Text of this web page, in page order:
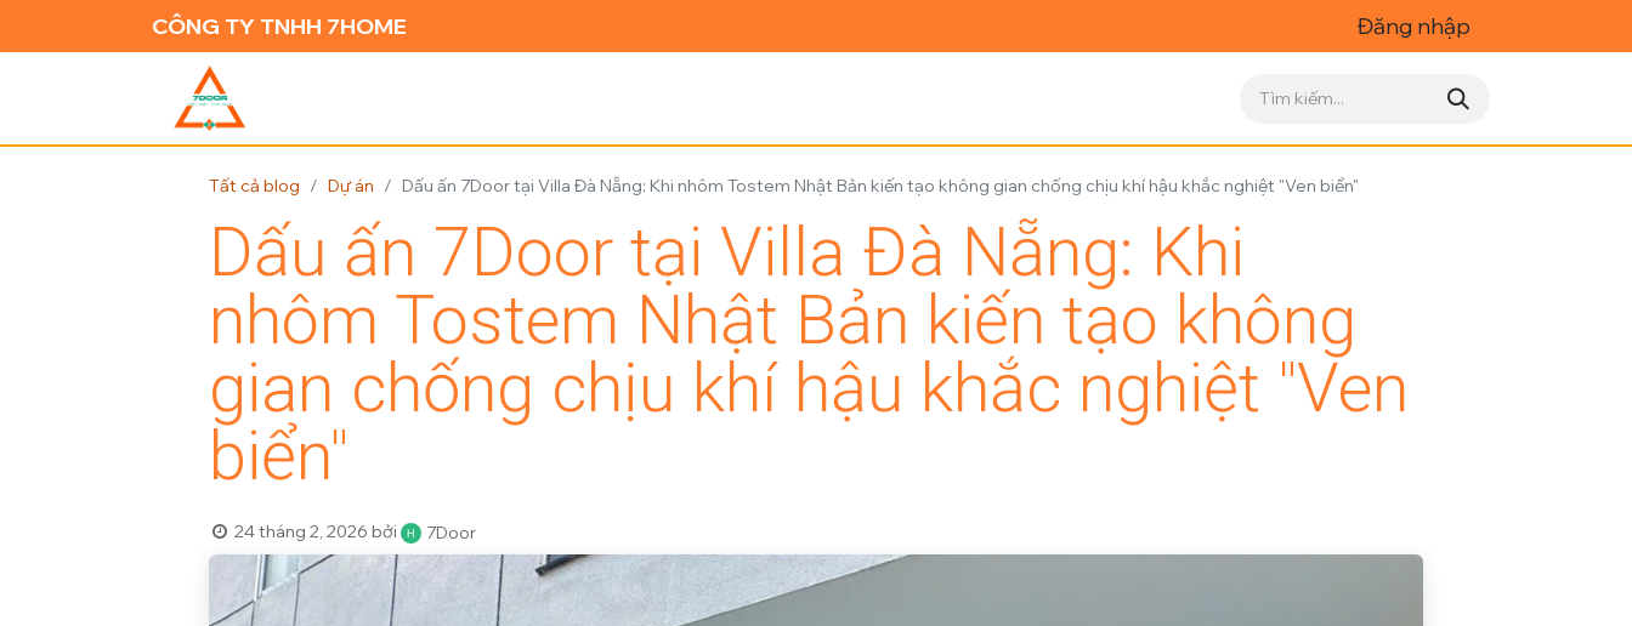
CÔNG TY TNHH 7HOME Đăng nhập
Tất cả blog Dự án Dấu ấn 7Door tại Villa Đà Nẵng: Khi nhôm Tostem Nhật Bản kiến tạo không gian chống chịu khí hậu khắc nghiệt "Ven biển"
Dấu ấn 7Door tại Villa Đà Nẵng: Khi
nhôm Tostem Nhật Bản kiến tạo không
gian chống chịu khí hậu khắc nghiệt "Ven
biển"
24 tháng 2, 2026 bởi 7Door